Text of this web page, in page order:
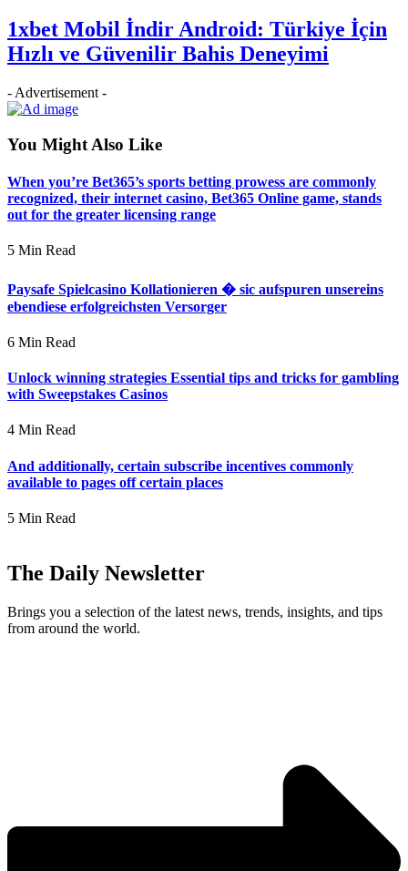
1xbet Mobil İndir Android: Türkiye İçin
Hızlı ve Güvenilir Bahis Deneyimi
- Advertisement -
You Might Also Like
When you’re Bet365’s sports betting prowess are commonly
recognized, their internet casino, Bet365 Online game, stands
out for the greater licensing range
5 Min Read
Paysafe Spielcasino Kollationieren � sic aufspuren unsereins
ebendiese erfolgreichsten Versorger
6 Min Read
Unlock winning strategies Essential tips and tricks for gambling
with Sweepstakes Casinos
4 Min Read
And additionally, certain subscribe incentives commonly
available to pages off certain places
5 Min Read
The Daily Newsletter
Brings you a selection of the latest news, trends, insights, and tips
from around the world.